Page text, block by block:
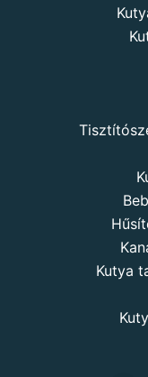
Kutya